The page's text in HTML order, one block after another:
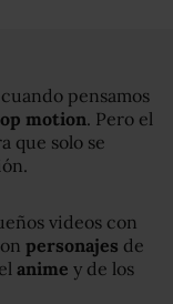
pensamos
motion. Pero el
que solo se
videos con
personajes de
anime y de los